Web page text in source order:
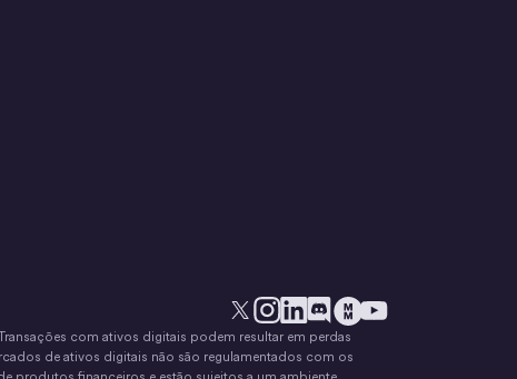
X
Instagram
LinkedIn
Discórdia
O movimento do
com ativos digitais podem resultar em perdas
de ativos digitais não são regulamentados com os